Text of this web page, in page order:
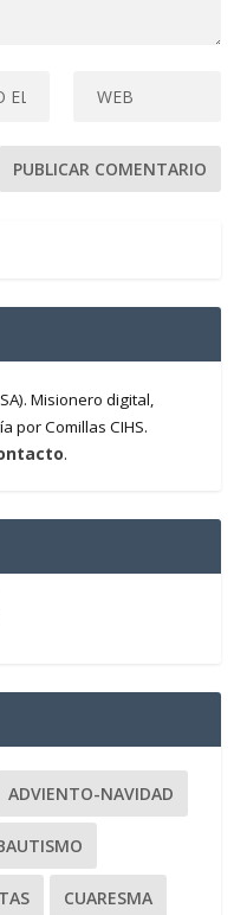
Misionero digital,
por Comillas CIHS.
.
ADVIENTO-NAVIDAD
CUARESMA